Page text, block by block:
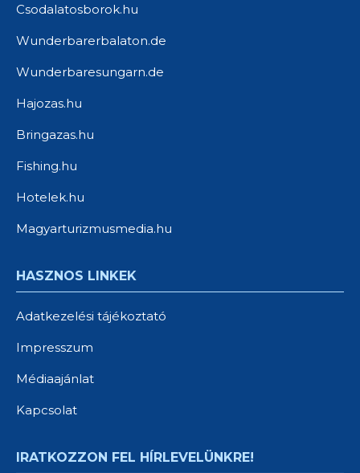
Csodalatosborok.hu
Wunderbarerbalaton.de
Wunderbaresungarn.de
Hajozas.hu
Bringazas.hu
Fishing.hu
Hotelek.hu
Magyarturizmusmedia.hu
HASZNOS LINKEK
Adatkezelési tájékoztató
Impresszum
Médiaajánlat
Kapcsolat
IRATKOZZON FEL HÍRLEVELÜNKRE!